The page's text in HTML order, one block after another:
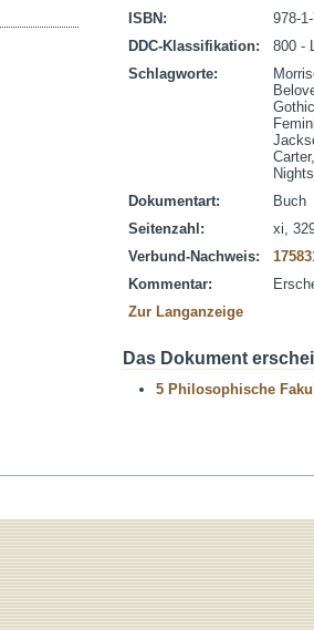
ISBN:
978-
DDC-Klassifikation:
800 -
Schlagworte:
Dokumentart:
Buch
Seitenzahl:
xi,
Verbund-Nachweis:
Kommentar:
Zur Langanzeige
Das Dokument
5 Philosophische